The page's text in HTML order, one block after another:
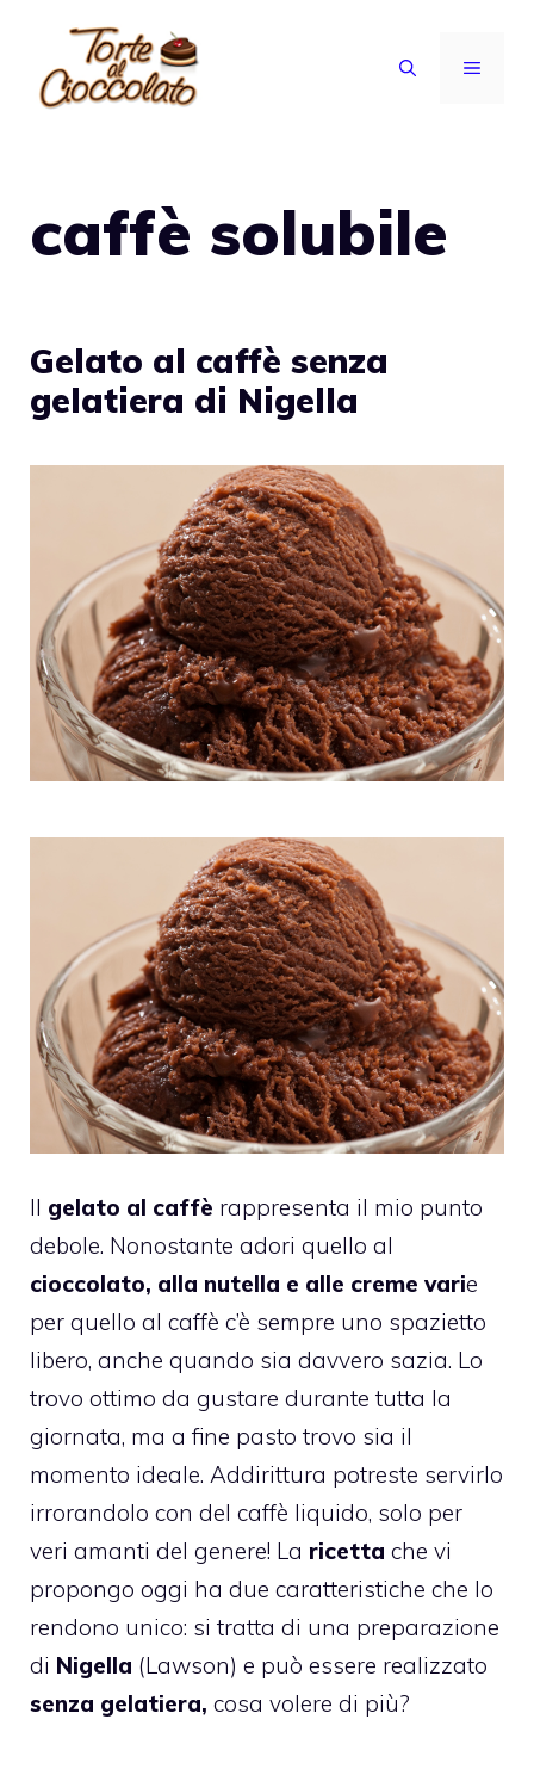
contenuto
MENU
caffè solubile
Gelato al caffè senza
gelatiera di Nigella
Il gelato al caffè rappresenta il mio punto
debole. Nonostante adori quello al
cioccolato, alla nutella e alle creme varie
per quello al caffè c’è sempre uno spazietto
libero, anche quando sia davvero sazia. Lo
trovo ottimo da gustare durante tutta la
giornata, ma a fine pasto trovo sia il
momento ideale. Addirittura potreste servirlo
irrorandolo con del caffè liquido, solo per
veri amanti del genere! La ricetta che vi
propongo oggi ha due caratteristiche che lo
rendono unico: si tratta di una preparazione
di Nigella (Lawson) e può essere realizzato
senza gelatiera, cosa volere di più?